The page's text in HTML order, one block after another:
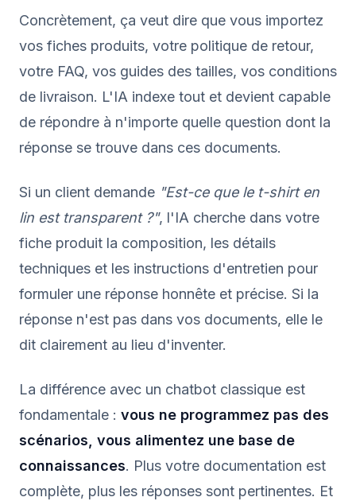
Concrètement, ça veut dire que vous importez
vos fiches produits, votre politique de retour,
votre FAQ, vos guides des tailles, vos conditions
de livraison. L'IA indexe tout et devient capable
de répondre à n'importe quelle question dont la
réponse se trouve dans ces documents.
Si un client demande "Est-ce que le t-shirt en
lin est transparent ?", l'IA cherche dans votre
fiche produit la composition, les détails
techniques et les instructions d'entretien pour
formuler une réponse honnête et précise. Si la
réponse n'est pas dans vos documents, elle le
dit clairement au lieu d'inventer.
La différence avec un chatbot classique est
fondamentale : vous ne programmez pas des
scénarios, vous alimentez une base de
connaissances. Plus votre documentation est
complète, plus les réponses sont pertinentes. Et